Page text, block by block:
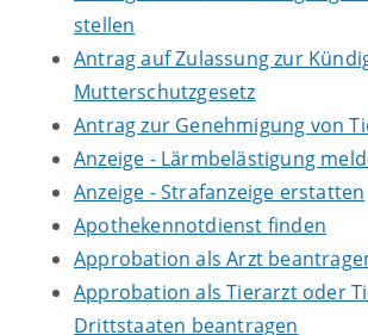
stellen
Antrag auf Zulassung zur
Mutterschutzgesetz
Antrag zur Genehmigung von
Anzeige - Lärmbelästigung
Anzeige - Strafanzeige erstatten
Apothekennotdienst finden
Approbation als Arzt
Approbation als Tierarzt oder
Drittstaaten beantragen